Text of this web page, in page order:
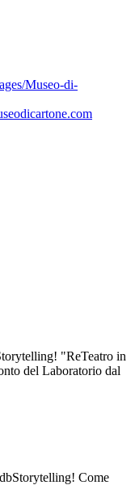
Museo-di-
"ReTeatro in
del Laboratorio dal
Come